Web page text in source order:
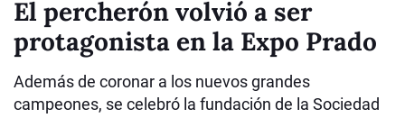
El percherón volvió a ser
protagonista en la Expo Prado
Además de coronar a los nuevos grandes
campeones, se celebró la fundación de la Sociedad